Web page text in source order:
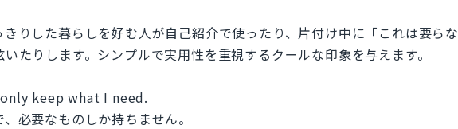
りした暮らしを好む人が自己紹介で使ったり、片付け中に「これは要らな
たりします。シンプルで実用性を重視するクールな印象を与えます。
keep what I need.
必要なものしか持ちません。